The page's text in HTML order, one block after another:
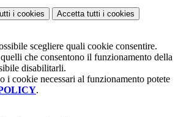
i cookies Accetta tutti i cookies
scegliere quali cookie consentire.
che consentono il funzionamento della
disabilitarli.
i cookie necessari al funzionamento potete
.